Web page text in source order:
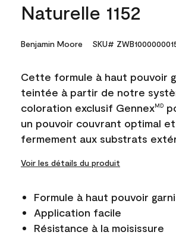
Naturelle 1152
Benjamin Moore SKU#
Cette formule à haut pouvoir
teintée à partir de notre
coloration exclusif GennexMD
un pouvoir couvrant optimal
fermement aux substrats
Voir les détails du produit
Formule à haut pouvoir
Application facile
Résistance à la moisissure